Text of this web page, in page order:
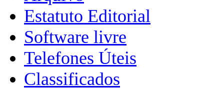
Estatuto Editorial
Software livre
Telefones Úteis
Classificados